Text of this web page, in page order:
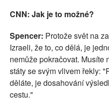
CNN: Jak je to možné?
Spencer: Protože svět na
Izraeli, že to, co dělá, je
nemůže pokračovat. Musíte
státy se svým vlivem řekly:
děláte, je dosahování
cestu."